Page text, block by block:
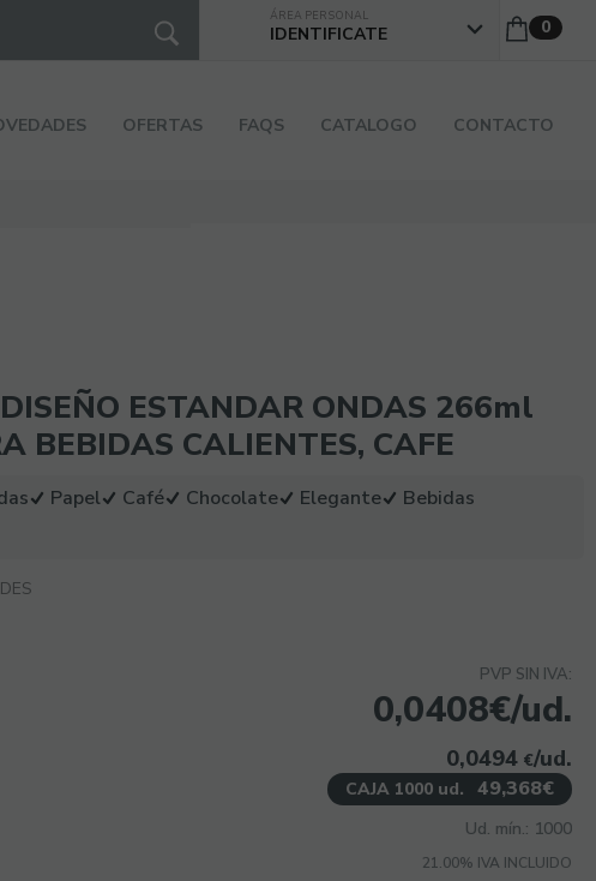
0
IDENTIFICATE
OFERTAS FAQS CATALOGO CONTACTO
ESTANDAR ONDAS 266ml
BEBIDAS CALIENTES, CAFE
Papel Café Chocolate Elegante
Bebidas
PVP SIN IVA:
0,0408€/ud.
0,0494 €/ud.
CAJA 1000 ud. 49,368€
Ud. mín.: 1000
21.00% IVA INCLUIDO